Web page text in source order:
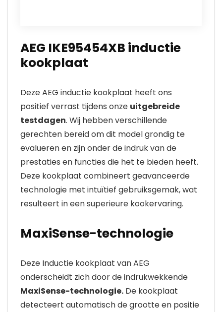
AEG IKE95454XB inductie
kookplaat
Deze AEG inductie kookplaat heeft ons
positief verrast tijdens onze uitgebreide
testdagen. Wij hebben verschillende
gerechten bereid om dit model grondig te
evalueren en zijn onder de indruk van de
prestaties en functies die het te bieden heeft.
Deze kookplaat combineert geavanceerde
technologie met intuïtief gebruiksgemak, wat
resulteert in een superieure kookervaring.
MaxiSense-technologie
Deze Inductie kookplaat van AEG
onderscheidt zich door de indrukwekkende
MaxiSense-technologie. De kookplaat
detecteert automatisch de grootte en positie